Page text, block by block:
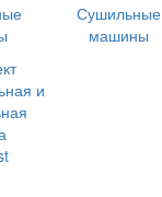
и
Сушильные
машины